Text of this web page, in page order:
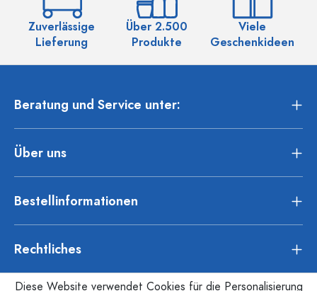
Zuverlässige
Lieferung
Über 2.500
Produkte
Viele
Geschenkideen
Beratung und Service unter:
Über uns
Bestellinformationen
Rechtliches
Diese Website verwendet Cookies für die Personalisierung